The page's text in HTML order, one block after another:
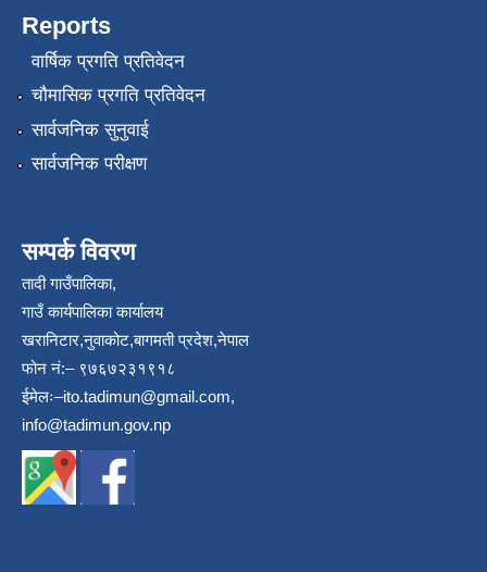
Reports
वार्षिक प्रगति प्रतिवेदन
चौमासिक प्रगति प्रतिवेदन
सार्वजनिक सुनुवाई
सार्वजनिक परीक्षण
सम्पर्क विवरण
तादी गाउँपालिका,
गाउँ कार्यपालिका कार्यालय
खरानिटार,नुवाकोट,बागमती प्रदेश,नेपाल
फोन नं:– ९७६७२३१९१८
ईमेलः–ito.tadimun@gmail.com,
info@tadimun.gov.np